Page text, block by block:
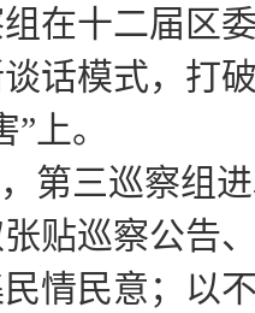
在十二届区
话模式，打
上。
三巡察组进
贴巡察公告
情民意；以